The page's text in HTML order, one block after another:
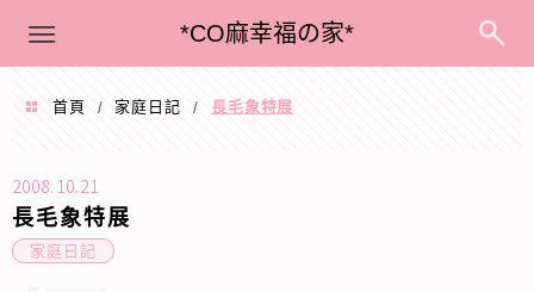
*CO麻幸福の家*
menu
首頁 / 家庭日記 / 長毛象特展
2008.10.21
長毛象特展
家庭日記